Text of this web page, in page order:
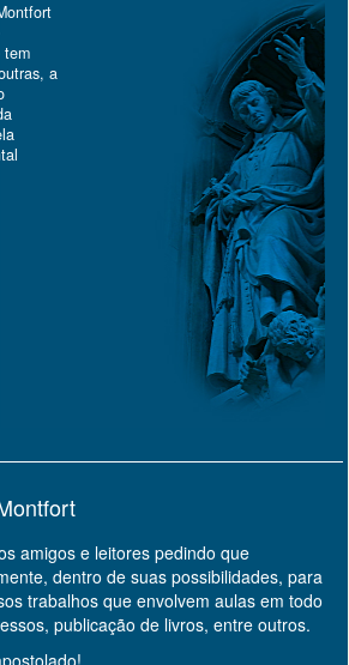
tem
a
amigos e leitores pedindo que
dentro de suas possibilidades, para
trabalhos que envolvem aulas em todo
publicação de livros, entre outros.